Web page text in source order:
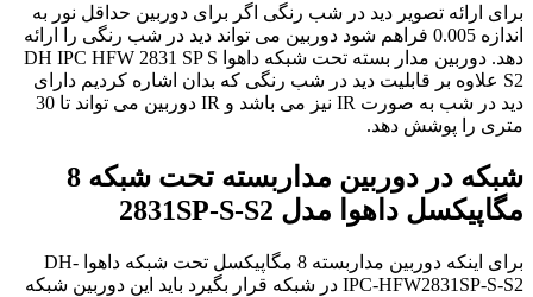
برای ارائه تصویر دید در شب رنگی اگر برای دوربین حداقل نور به
اندازه 0.005 فراهم شود دوربین می تواند دید در شب رنگی را ارائه
دهد. دوربین مدار بسته تحت شبکه داهوا DH IPC HFW 2831 SP S
S2 علاوه بر قابلیت دید در شب رنگی که بدان اشاره کردیم دارای
دید در شب به صورت IR نیز می باشد و IR دوربین می تواند تا 30
متری را پوشش دهد.
شبکه در دوربین مداربسته تحت شبکه 8
مگاپیکسل داهوا مدل 2831SP-S-S2
برای اینکه دوربین مداربسته 8 مگاپیکسل تحت شبکه داهوا DH-
IPC-HFW2831SP-S-S2 در شبکه قرار بگیرد باید این دوربین شبکه